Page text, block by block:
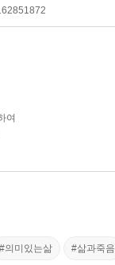
여
#의미있는삶 #삶과죽음